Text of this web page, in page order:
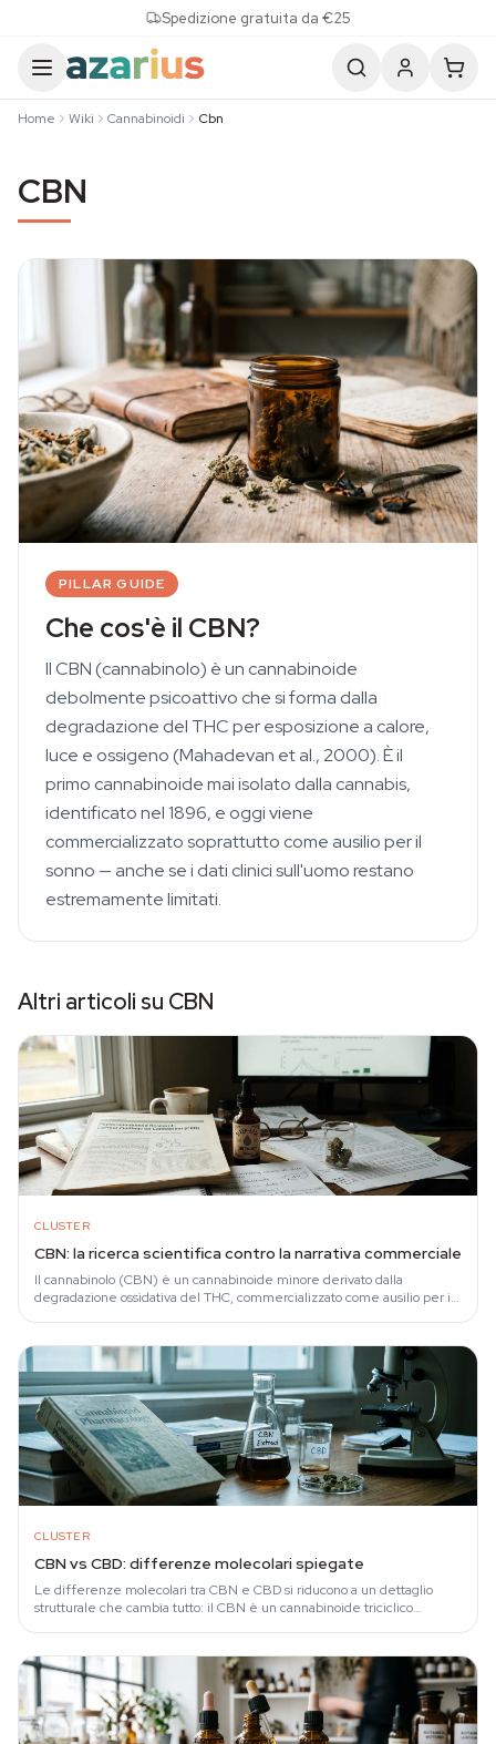
Spedizione gratuita da €25
Home Wiki Cannabinoidi Cbn
CBN
PILLAR GUIDE
Che cos'è il CBN?
Il CBN (cannabinolo) è un cannabinoide
debolmente psicoattivo che si forma dalla
degradazione del THC per esposizione a calore,
luce e ossigeno (Mahadevan et al., 2000). È il
primo cannabinoide mai isolato dalla cannabis,
identificato nel 1896, e oggi viene
commercializzato soprattutto come ausilio per il
sonno — anche se i dati clinici sull'uomo restano
estremamente limitati.
Altri articoli su CBN
CLUSTER
CBN: la ricerca scientifica contro la narrativa commerciale
Il cannabinolo (CBN) è un cannabinoide minore derivato dalla
degradazione ossidativa del THC, commercializzato come ausilio per il
CLUSTER
CBN vs CBD: differenze molecolari spiegate
Le differenze molecolari tra CBN e CBD si riducono a un dettaglio
strutturale che cambia tutto: il CBN è un cannabinoide triciclico